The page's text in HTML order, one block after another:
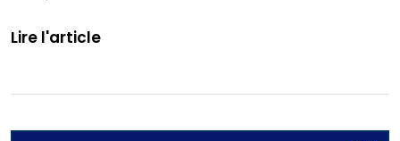
Lire l'article